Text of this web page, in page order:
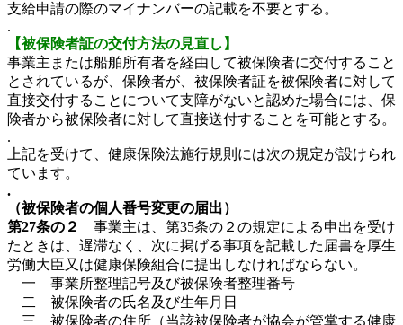
支給申請の際のマイナンバーの記載を不要とする。
.
【被保険者証の交付方法の見直し】
事業主または船舶所有者を経由して被保険者に交付すること
とされているが、保険者が、被保険者証を被保険者に対して
直接交付することについて支障がないと認めた場合には、保
険者から被保険者に対して直接送付することを可能とする。
.
上記を受けて、健康保険法施行規則には次の規定が設けられ
ています。
.
（被保険者の個人番号変更の届出）
第27条の２
事業主は、第35条の２の規定による申出を受け
たときは、遅滞なく、次に掲げる事項を記載した届書を厚生
労働大臣又は健康保険組合に提出しなければならない。
一 事業所整理記号及び被保険者整理番号
二 被保険者の氏名及び生年月日
三 被保険者の住所（当該被保険者が協会が管掌する健康